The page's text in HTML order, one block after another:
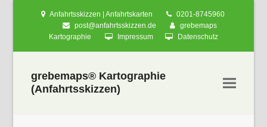
Anfahrtsskizzen | Anfahrtskarten
0201-8745960
post@anfahrtsskizzen.de
grebemaps
Kartographie
Impressum Datenschutz
grebemaps® Kartographie
(Anfahrtsskizzen)